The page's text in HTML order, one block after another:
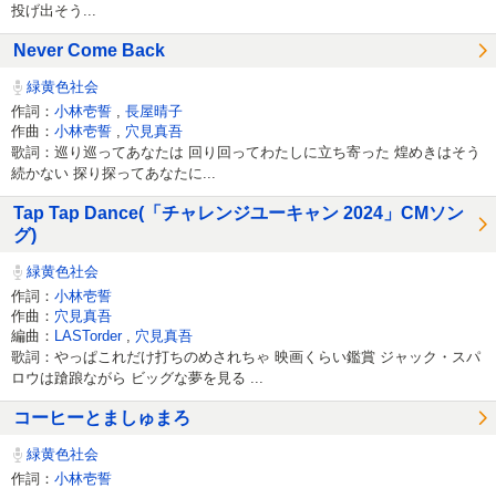
投げ出そう...
Never Come Back
緑黄色社会
作詞： 小林壱誓
長屋晴子
作曲： 小林壱誓 穴見真吾
歌詞：巡り巡ってあなたは 回り回ってわたしに立ち寄った 煌めきはそう
続かない 探り探ってあなたに...
Tap Tap Dance(「チャレンジユーキャン 2024」CMソン
グ)
緑黄色社会
作詞： 小林壱誓
作曲： 穴見真吾
編曲：
LASTorder 穴見真吾
歌詞：やっぱこれだけ打ちのめされちゃ 映画くらい鑑賞 ジャック・スパ
ロウは蹌踉ながら ビッグな夢を見る ...
コーヒーとましゅまろ
緑黄色社会
作詞： 小林壱誓